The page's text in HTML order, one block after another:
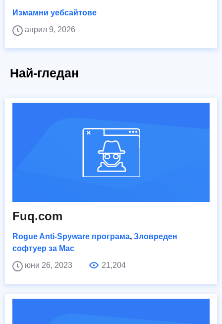
Измамни уебсайтове
април 9, 2026
Най-гледан
Fuq.com
Rogue Anti-Spyware програма, Зловреден
софтуер за Mac
юни 26, 2023
21,204